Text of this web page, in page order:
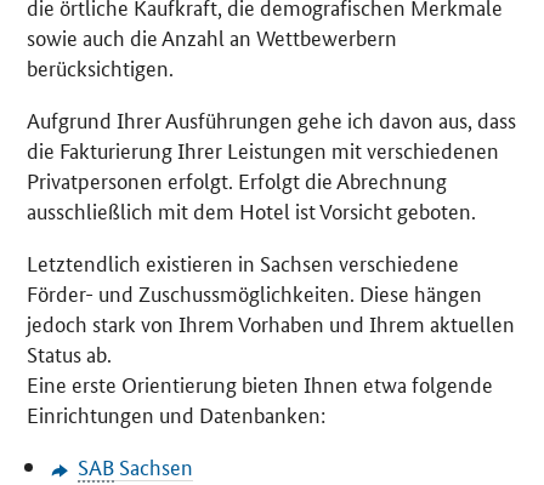
die örtliche Kaufkraft, die demografischen Merkmale
sowie auch die Anzahl an Wettbewerbern
berücksichtigen.
Aufgrund Ihrer Ausführungen gehe ich davon aus, dass
die Fakturierung Ihrer Leistungen mit verschiedenen
Privatpersonen erfolgt. Erfolgt die Abrechnung
ausschließlich mit dem Hotel ist Vorsicht geboten.
Letztendlich existieren in Sachsen verschiedene
Förder- und Zuschussmöglichkeiten. Diese hängen
jedoch stark von Ihrem Vorhaben und Ihrem aktuellen
Status ab.
Eine erste Orientierung bieten Ihnen etwa folgende
Einrichtungen und Datenbanken:
SABSachsen